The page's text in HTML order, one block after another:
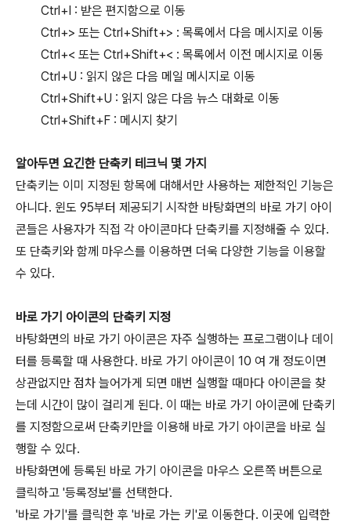
Ctrl+I : 받은 편지함으로 이동
Ctrl+> 또는 Ctrl+Shift+> : 목록에서 다음 메시지로 이동
Ctrl+< 또는 Ctrl+Shift+< : 목록에서 이전 메시지로 이동
Ctrl+U : 읽지 않은 다음 메일 메시지로 이동
Ctrl+Shift+U : 읽지 않은 다음 뉴스 대화로 이동
Ctrl+Shift+F : 메시지 찾기
알아두면 요긴한 단축키 테크닉 몇 가지
단축키는 이미 지정된 항목에 대해서만 사용하는 제한적인 기능은
아니다. 윈도 95부터 제공되기 시작한 바탕화면의 바로 가기 아이
콘들은 사용자가 직접 각 아이콘마다 단축키를 지정해줄 수 있다.
또 단축키와 함께 마우스를 이용하면 더욱 다양한 기능을 이용할
수 있다.
바로 가기 아이콘의 단축키 지정
바탕화면의 바로 가기 아이콘은 자주 실행하는 프로그램이나 데이
터를 등록할 때 사용한다. 바로 가기 아이콘이 10 여 개 정도이면
상관없지만 점차 늘어가게 되면 매번 실행할 때마다 아이콘을 찾
는데 시간이 많이 걸리게 된다. 이 때는 바로 가기 아이콘에 단축키
를 지정함으로써 단축키만을 이용해 바로 가기 아이콘을 바로 실
행할 수 있다.
바탕화면에 등록된 바로 가기 아이콘을 마우스 오른쪽 버튼으로
클릭하고 '등록정보'를 선택한다.
'바로 가기'를 클릭한 후 '바로 가는 키'로 이동한다. 이곳에 입력한